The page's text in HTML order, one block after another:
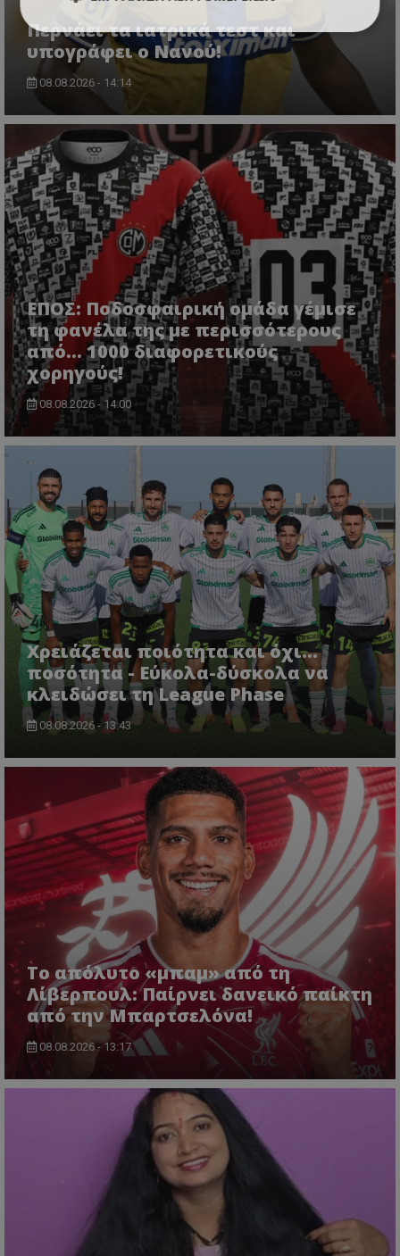
Περνάει τα ιατρικά τεστ και
υπογράφει ο Νανού!
08.08.2026 - 14:14
ΕΠΟΣ: Ποδοσφαιρική ομάδα γέμισε
τη φανέλα της με περισσότερους
από... 1000 διαφορετικούς
χορηγούς!
08.08.2026 - 14:00
Χρειάζεται ποιότητα και όχι...
ποσότητα - Εύκολα-δύσκολα να
κλειδώσει τη League Phase
08.08.2026 - 13:43
Το απόλυτο «μπαμ» από τη
Λίβερπουλ: Παίρνει δανεικό παίκτη
από την Μπαρτσελόνα!
08.08.2026 - 13:17